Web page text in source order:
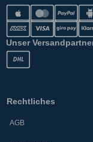
Unser
Rechtliches
AGB